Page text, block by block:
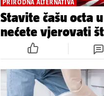
PRIRODNA ALTERNATIVA
Stavite čašu octa
nećete vjerovati